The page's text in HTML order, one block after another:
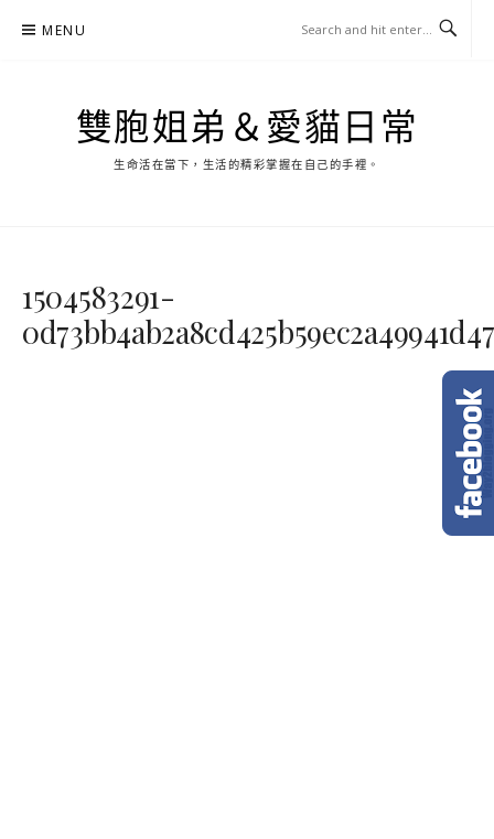
MENU
雙胞姐弟＆愛貓日常
生命活在當下，生活的精彩掌握在自己的手裡。
1504583291-
0d73bb4ab2a8cd425b59ec2a49941d47